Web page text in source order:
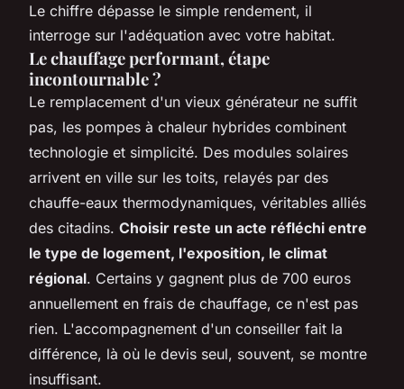
Le chiffre dépasse le simple rendement, il
interroge sur l'adéquation avec votre habitat.
Le chauffage performant, étape
incontournable ?
Le remplacement d'un vieux générateur ne suffit
pas, les pompes à chaleur hybrides combinent
technologie et simplicité. Des modules solaires
arrivent en ville sur les toits, relayés par des
chauffe-eaux thermodynamiques, véritables alliés
des citadins. Choisir reste un acte réfléchi entre
le type de logement, l'exposition, le climat
régional. Certains y gagnent plus de 700 euros
annuellement en frais de chauffage, ce n'est pas
rien. L'accompagnement d'un conseiller fait la
différence, là où le devis seul, souvent, se montre
insuffisant.